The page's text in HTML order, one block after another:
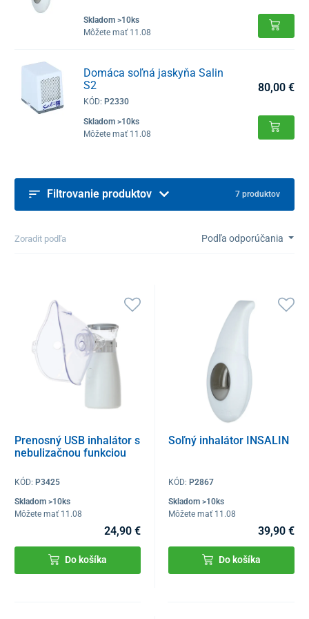
Skladom >10ks
Môžete mať 11.08
Domáca soľná jaskyňa Salin
S2
KÓD: P2330
Skladom >10ks
Môžete mať 11.08
80,00 €
Filtrovanie produktov 7 produktov
Zoradit podľa Podľa odporúčania
Prenosný USB inhalátor s
nebulizačnou funkciou
KÓD: P3425
Skladom >10ks
Môžete mať 11.08
24,90 €
Do košíka
Soľný inhalátor INSALIN
KÓD:P2867
Skladom >10ks
Môžete mať 11.08
39,90 €
Do košíka